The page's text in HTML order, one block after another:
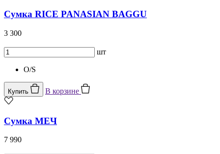
Сумка RICE PANASIAN BAGGU
3 300
шт
O/S
Купить В корзине
Сумка МЕЧ
7 990